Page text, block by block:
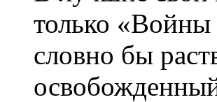
только
словно бы